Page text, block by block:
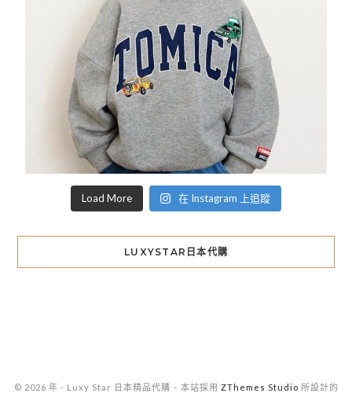
Load More 在 Instagram 上追蹤
LUXYSTAR日本代購
© 2026 年 - Luxy Star 日本精品代購 – 本站採用 ZThemes Studio 所設計的